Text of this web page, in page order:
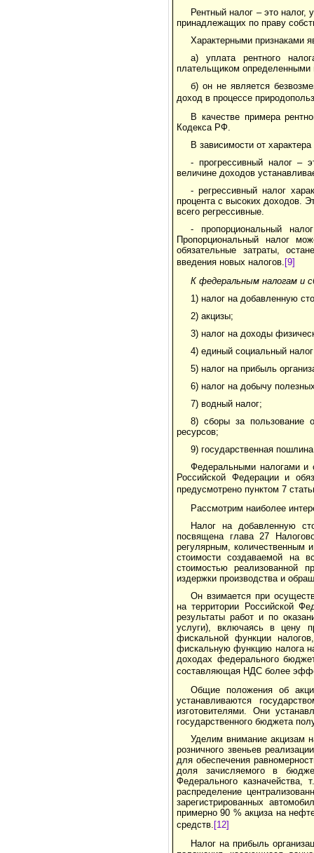
Рентный налог – это
принадлежащих по праву
Характерными признаками
а) уплата рентного
плательщиком определенными
б) он не является
доход в процессе
В качестве примера
Кодекса РФ.
В зависимости от
- прогрессивный налог –
величине доходов
- регрессивный налог
процента с высоких доходов.
всего регрессивные.
- пропорциональный
Пропорциональный налог
обязательные затраты,
введения новых налогов. [9]
К федеральным налогам и
1) налог на добавленную
2) акцизы;
3) налог на доходы
4) единый социальный
5) налог на прибыль
6) налог на добычу
7) водный налог;
8) сборы за пользование
ресурсов;
9) государственная
Федеральными налогами и
Российской Федерации и
предусмотрено пунктом 7
Рассмотрим наиболее
Налог на добавленную
посвящена глава 27
регулярным, количественным
стоимости создаваемой на
стоимостью реализованной
издержки производства и
Он взимается при
на территории Российской
результаты работ и по
услуги), включаясь в цену
фискальной функции
фискальную функцию налога
доходах федерального
составляющая НДС более
Общие положения об
устанавливаются
изготовителями. Они
государственного бюджета
Уделим внимание акцизам
розничного звеньев
для обеспечения
доля зачисляемого в
Федерального
распределение
зарегистрированных
примерно 90 % акциза на
средств. [12]
Налог на прибыль